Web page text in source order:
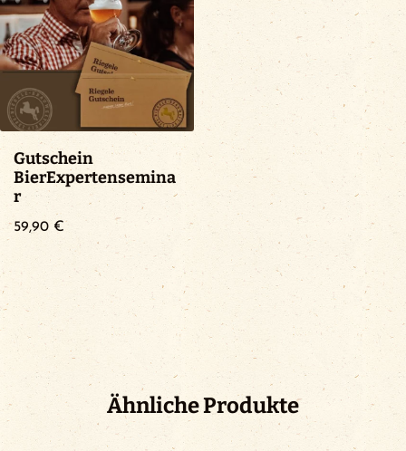
Gutschein
BierExpertensemina
r
59,90 €
Ähnliche Produkte